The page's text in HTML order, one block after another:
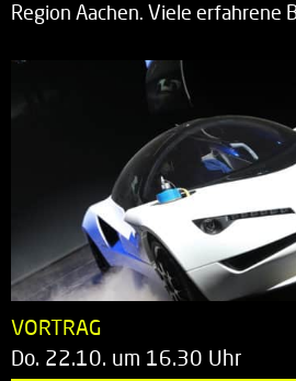
Region Aachen. Viele erfahrene
VORTRAG
Do. 22.10. um 16.30 Uhr